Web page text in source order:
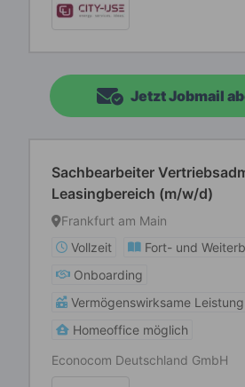
Jetzt Jobmail
Sachbearbeiter
Leasingbereich (m/w/d)
Frankfurt am Main
Vollzeit
Fort- und
Onboarding
Vermögenswirksame Leistung
Homeoffice möglich
Econocom Deutschland GmbH